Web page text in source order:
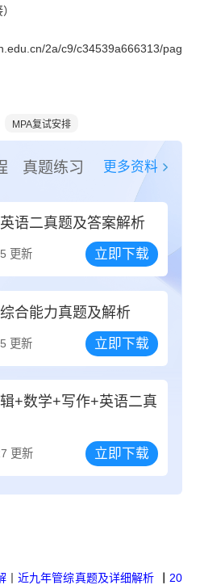
2a/c9/c34539a666313/pag
MPA复试安排
真题练习 更多资料
语二真题及答案解析
更新 立即下载
合能力真题及解析
更新 立即下载
+数学+写作+英语二真
更新 立即下载
丨近九年管综真题及详细解析
20